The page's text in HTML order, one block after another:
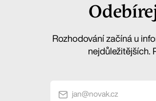
Rozhodování začíná u
nejdůležitějších.
jan@novak.cz